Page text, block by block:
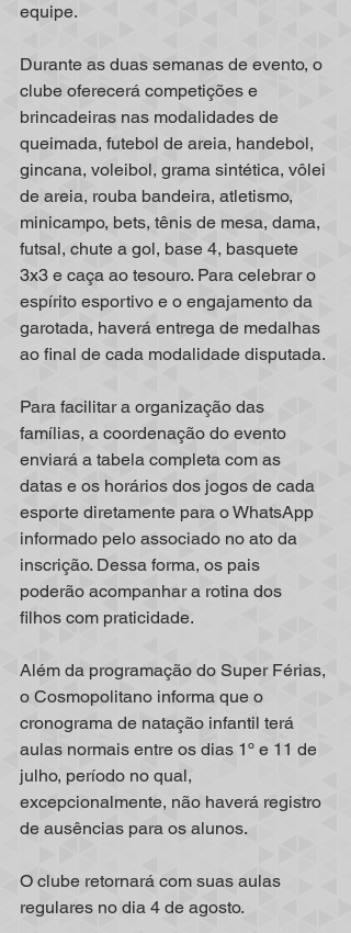
equipe.
Durante as duas semanas de evento, o
clube oferecerá competições e
brincadeiras nas modalidades de
queimada, futebol de areia, handebol,
gincana, voleibol, grama sintética, vôlei
de areia, rouba bandeira, atletismo,
minicampo, bets, tênis de mesa, dama,
futsal, chute a gol, base 4, basquete
3x3 e caça ao tesouro. Para celebrar o
espírito esportivo e o engajamento da
garotada, haverá entrega de medalhas
ao final de cada modalidade disputada.
Para facilitar a organização das
famílias, a coordenação do evento
enviará a tabela completa com as
datas e os horários dos jogos de cada
esporte diretamente para o WhatsApp
informado pelo associado no ato da
inscrição. Dessa forma, os pais
poderão acompanhar a rotina dos
filhos com praticidade.
Além da programação do Super Férias,
o Cosmopolitano informa que o
cronograma de natação infantil terá
aulas normais entre os dias 1º e 11 de
julho, período no qual,
excepcionalmente, não haverá registro
de ausências para os alunos.
O clube retornará com suas aulas
regulares no dia 4 de agosto.